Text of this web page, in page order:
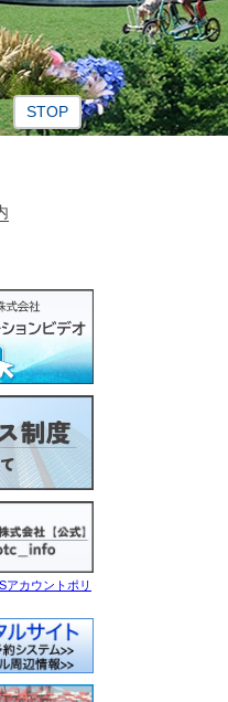
ス
ラ
アカウントポリ